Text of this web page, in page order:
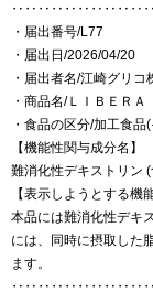
・届出番号/L77
・届出日/2026/04/20
・届出者名/江崎グリコ
・商品名/ＬＩＢＥＲＡ
・食品の区分/加工食品
【機能性関与成分名】
難消化性デキストリン
【表示しようとする機
本品には難消化性デキ
には、同時に摂取した
ます。